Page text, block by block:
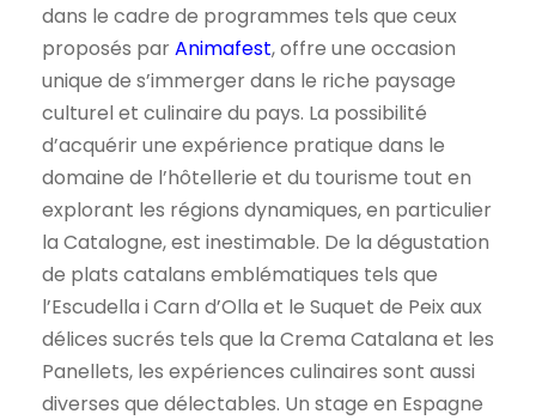
dans le cadre de programmes tels que ceux
proposés parAnimafest, offre une occasion
unique de s’immerger dans le riche paysage
culturel et culinaire du pays. La possibilité
d’acquérir une expérience pratique dans le
domaine de l’hôtellerie et du tourisme tout en
explorant les régions dynamiques, en particulier
la Catalogne, est inestimable. De la dégustation
de plats catalans emblématiques tels que
l’Escudella i Carn d’Olla et le Suquet de Peix aux
délices sucrés tels que la Crema Catalana et les
Panellets, les expériences culinaires sont aussi
diverses que délectables. Un stage en Espagne